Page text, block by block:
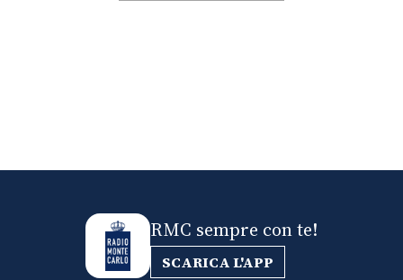
RMC sempre con te!
SCARICA L'APP